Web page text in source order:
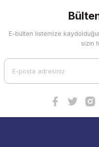
E-bülten listemize
sizin